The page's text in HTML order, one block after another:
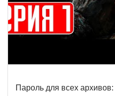
Пароль для всех архивов: